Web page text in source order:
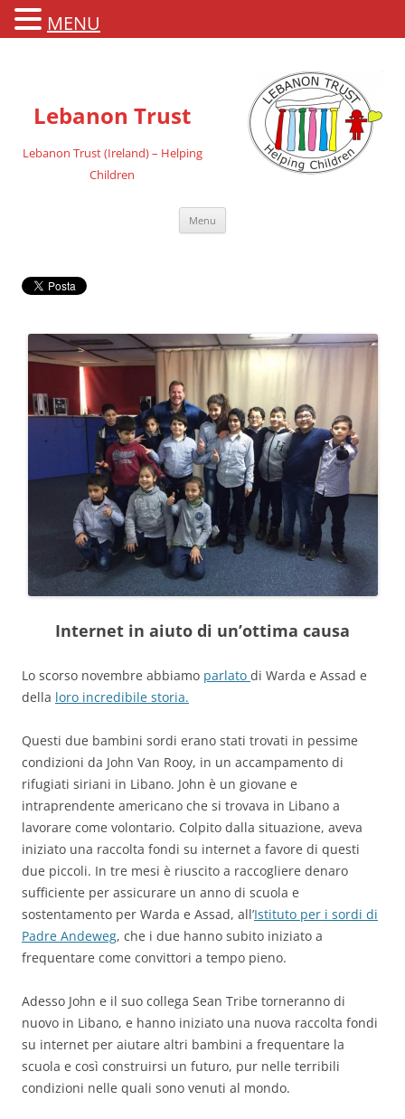
Lebanon Trust
Lebanon Trust (Ireland) – Helping
Children
Menu
Internet in aiuto di un’ottima causa
Lo scorso novembre abbiamo parlato di Warda e Assad e
della loro incredibile storia.
Questi due bambini sordi erano stati trovati in pessime
condizioni da John Van Rooy, in un accampamento di
rifugiati siriani in Libano. John è un giovane e
intraprendente americano che si trovava in Libano a
lavorare come volontario. Colpito dalla situazione, aveva
iniziato una raccolta fondi su internet a favore di questi
due piccoli. In tre mesi è riuscito a raccogliere denaro
sufficiente per assicurare un anno di scuola e
sostentamento per Warda e Assad, all’Istituto per i sordi di
Padre Andeweg, che i due hanno subito iniziato a
frequentare come convittori a tempo pieno.
Adesso John e il suo collega Sean Tribe torneranno di
nuovo in Libano, e hanno iniziato una nuova raccolta fondi
su internet per aiutare altri bambini a frequentare la
scuola e così construirsi un futuro, pur nelle terribili
condizioni nelle quali sono venuti al mondo.
MENU